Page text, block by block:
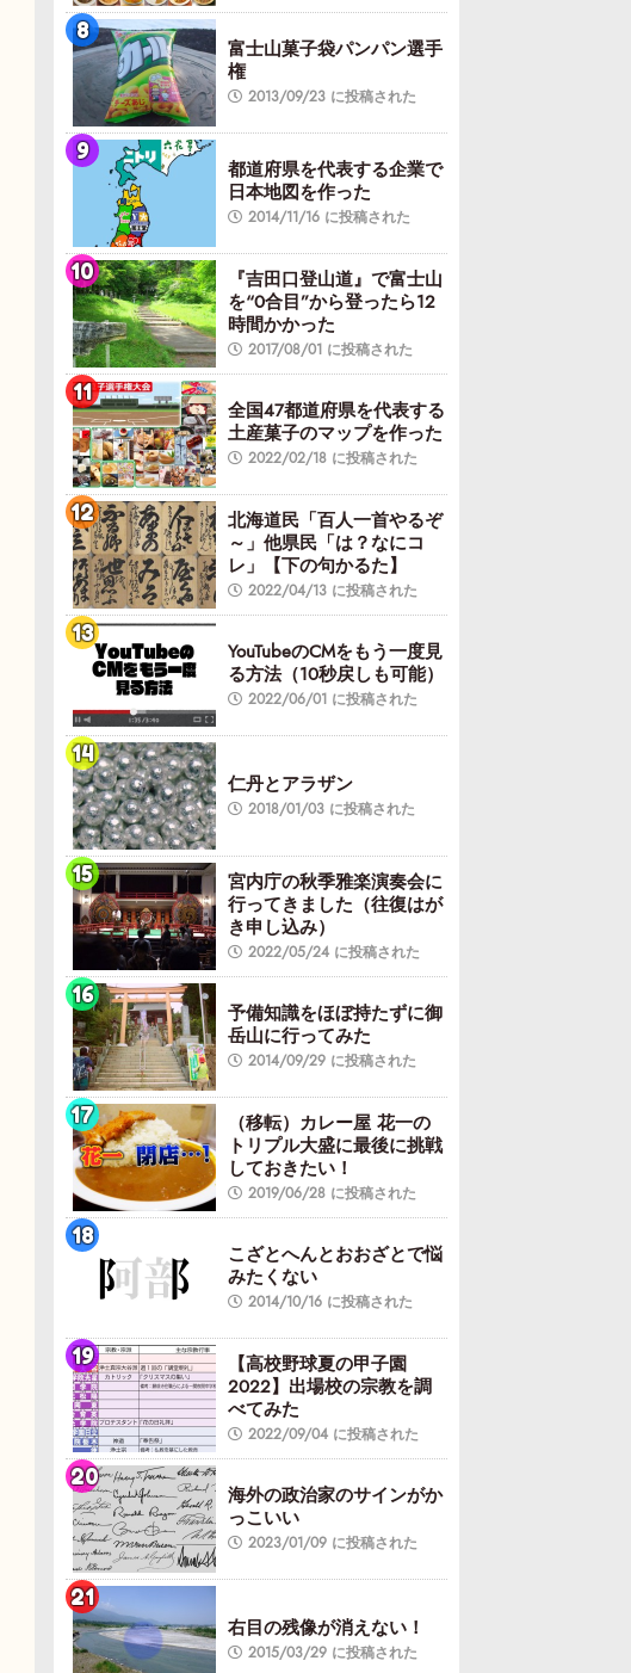
富士山菓子袋パンパン選手
権
2013/09/23 に投稿された
都道府県を代表する企業で
日本地図を作った
2014/11/16 に投稿された
『吉田口登山道』で富士山
を“0合目”から登ったら12
時間かかった
2017/08/01 に投稿された
全国47都道府県を代表する
土産菓子のマップを作った
2022/02/18 に投稿された
北海道民「百人一首やるぞ
～」他県民「は？なにコ
レ」【下の句かるた】
2022/04/13 に投稿された
YouTubeのCMをもう一度見
る方法（10秒戻しも可能）
2022/06/01 に投稿された
仁丹とアラザン
2018/01/03 に投稿された
宮内庁の秋季雅楽演奏会に
行ってきました（往復はが
き申し込み）
2022/05/24 に投稿された
予備知識をほぼ持たずに御
岳山に行ってみた
2014/09/29 に投稿された
（移転）カレー屋 花一の
トリプル大盛に最後に挑戦
しておきたい！
2019/06/28 に投稿された
こざとへんとおおざとで悩
みたくない
2014/10/16 に投稿された
【高校野球夏の甲子園
2022】出場校の宗教を調
べてみた
2022/09/04 に投稿された
海外の政治家のサインがか
っこいい
2023/01/09 に投稿された
右目の残像が消えない！
2015/03/29 に投稿された